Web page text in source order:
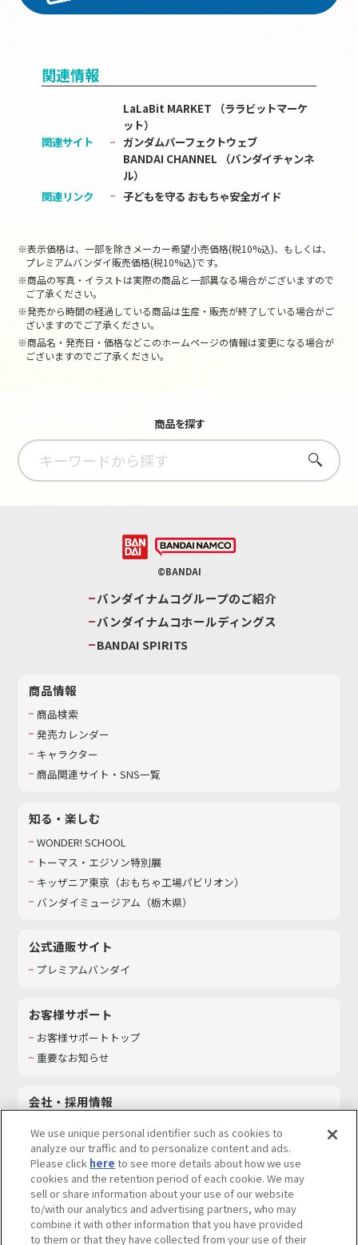
関連情報
関連サイト
LaLaBit MARKET （ララビットマーケ
ット）
ガンダムパーフェクトウェブ
BANDAI CHANNEL （バンダイチャンネ
ル）
関連リンク
子どもを守る おもちゃ安全ガイド
※表示価格は、一部を除きメーカー希望小売価格(税10%込)、もしくは、
プレミアムバンダイ販売価格(税10%込)です。
※商品の写真・イラストは実際の商品と一部異なる場合がございますので
ご了承ください。
※発売から時間の経過している商品は生産・販売が終了している場合がご
ざいますのでご了承ください。
※商品名・発売日・価格などこのホームページの情報は変更になる場合が
ございますのでご了承ください。
商品を探す
さがす
©BANDAI
バンダイナムコグループのご紹介
バンダイナムコホールディングス
BANDAI SPIRITS
商品情報
商品検索
発売カレンダー
キャラクター
商品関連サイト・SNS一覧
知る・楽しむ
WONDER! SCHOOL
トーマス・エジソン特別展
キッザニア東京（おもちゃ工場パビリオン）​
バンダイミュージアム（栃木県）
公式通販サイト
プレミアムバンダイ
お客様サポート
お客様サポートトップ
重要なお知らせ
会社・採用情報
採用情報
サステナビリティ
お問い合わせ
We use unique personal identifier such as cookies to
analyze our traffic and to personalize content and ads.
Please click here to see more details about how we use
cookies and the retention period of each cookie. We may
sell or share information about your use of our website
to/with our analytics and advertising partners, who may
combine it with other information that you have provided
to them or that they have collected from your use of their